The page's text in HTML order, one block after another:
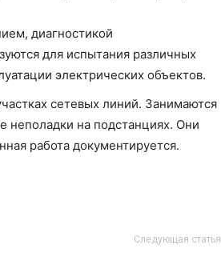
диагностикой
для испытания различных
электрических объектов.
сетевых линий. Занимаются
неполадки на подстанциях. Они
работа документируется.
Следующая статья